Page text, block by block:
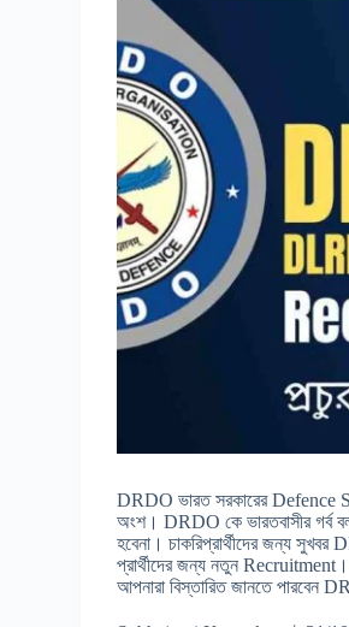
DRDO ভারত সরকারের Defence
অংশ। DRDO কে ভারতবাসীর গর্ব
হবেনা। চাকরিপ্রার্থীদের জন্য সুখবর
প্রার্থীদের জন্য নতুন
আপনারা বিস্তারিত জানতে